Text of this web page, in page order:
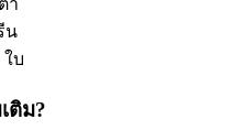
ำ
น
ใบ
ติม?